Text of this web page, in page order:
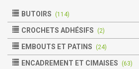
BUTOIRS (114)
CROCHETS ADHÉSIFS (2)
EMBOUTS ET PATINS (24)
ENCADREMENT ET CIMAISES (63)